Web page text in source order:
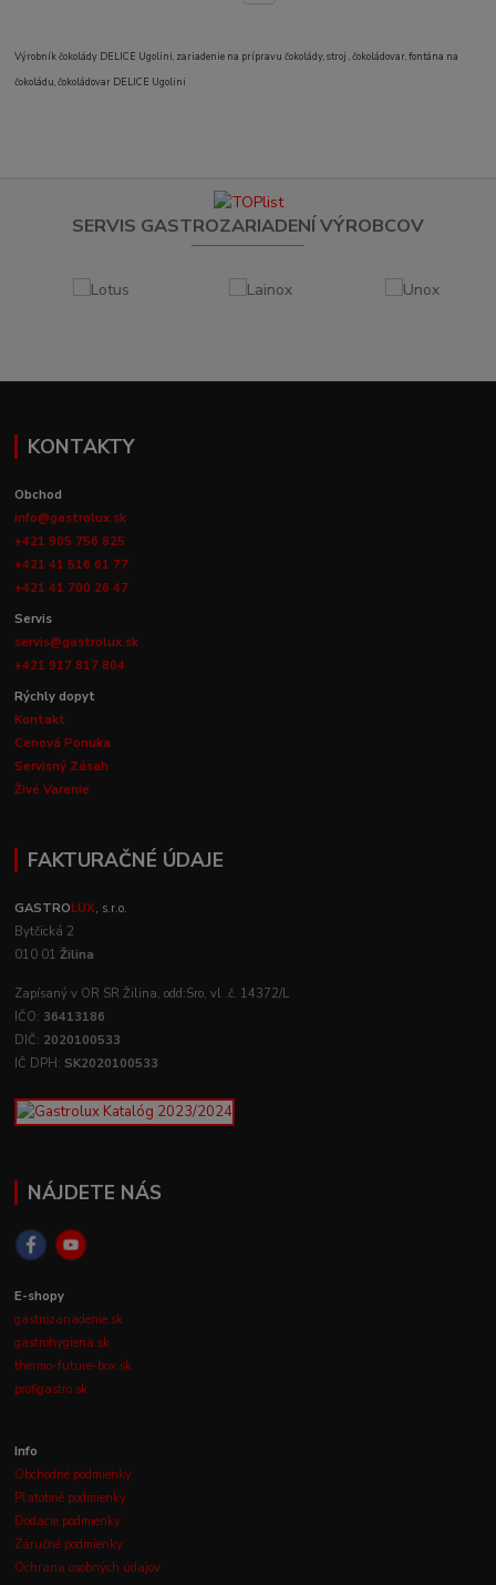
Výrobník čokolády DELICE Ugolini, zariadenie na prípravu čokolády, stroj , čokoládovar, fontána na
čokoládu, čokoládovar DELICE Ugolini
SERVIS GASTROZARIADENÍ VÝROBCOV
KONTAKTY
Obchod
info@gastrolux.sk
+421 905 756 825
+421 41 516 61 77
+421 41 700 26 47
Servis
servis@gastrolux.sk
+421 917 817 804
Rýchly dopyt
Kontakt
Cenová Ponuka
Servisný Zásah
Živé Varenie
FAKTURAČNÉ ÚDAJE
GASTROLUX, s.r.o.
Bytčická 2
010 01Žilina
Zapísaný v OR SR Žilina, odd:Sro, vl .č. 14372/L
IČO: 36413186
DIČ: 2020100533
IČ DPH: SK2020100533
NÁJDETE NÁS
E-shopy
gastrozariadenie.sk
gastrohygiena.sk
thermo-future-box.sk
profigastro.sk
Info
Obchodné podmienky
Platobné podmienky
Dodacie podmienky
Záručné podmienky
Ochrana osobných údajov